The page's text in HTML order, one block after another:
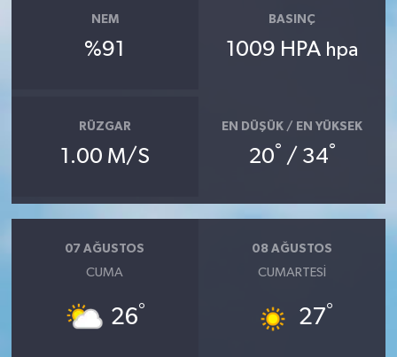
NEM
%91
BASINÇ
1009 HPA hpa
RÜZGAR
1.00 M/S
EN DÜŞÜK / EN YÜKSEK
20° / 34°
07 AĞUSTOS
CUMA
26°
08 AĞUSTOS
CUMARTESI
27°